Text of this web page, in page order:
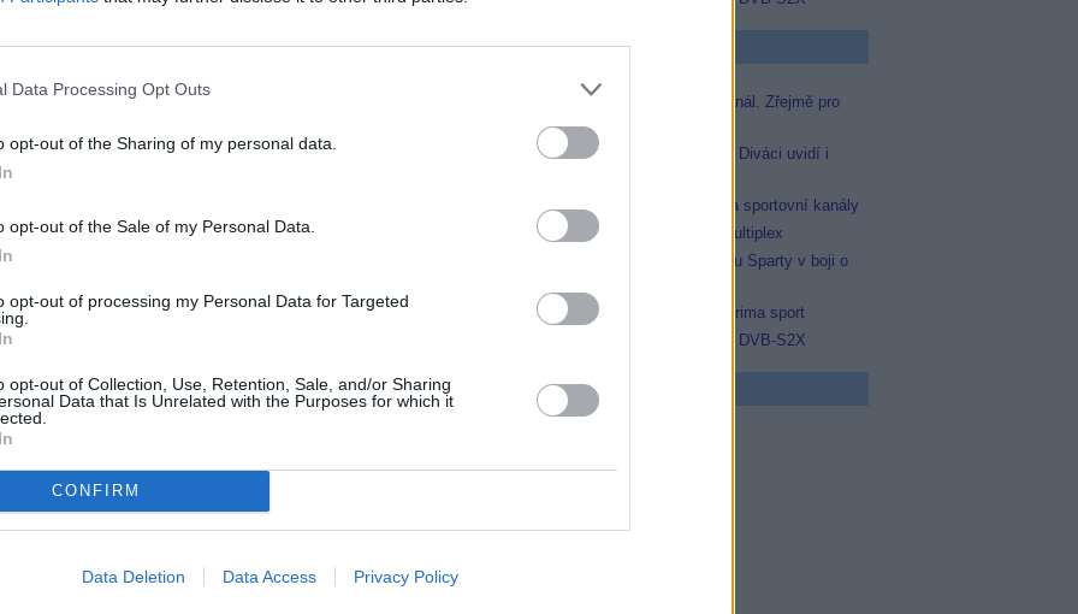
Data Processing Opt Outs
opt-out of the Sharing of my personal data.
opt-out of the Sale of my Personal Data.
opt-out of processing my Personal Data for Targeted
opt-out of Collection, Use, Retention, Sale, and/or Sharing
Data that Is Unrelated with the Purposes for which it
CONFIRM
Data Deletion Data Access Privacy Policy
přenosy vysílá obvykle na Trojce. Bude
žádný přenos z fotbalového šampionátu
kanálu
Corporation
zvukem
MS ve fotbale
• CNC operátor• mzda 48.400 Kč • náborový bonus
okres Jihlava)
Top Zprávičky
Skylink spustil nový Test kanál. Zřejmě pro
Prima sport
Oneplay zařadí Prima sport. Diváci uvidí i
AMC získala licence pro dva sportovní kanály
Operátor Du převzal další multiplex
Prima sport odvysílá i odvetu Sparty v boji o
Antik TV potvrdil zařazení Prima sport
Televisa Networks přešla na DVB-S2X
TV program
20:15 Vyprávěj